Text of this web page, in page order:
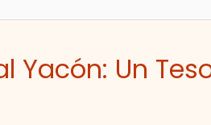
Yacón: Un